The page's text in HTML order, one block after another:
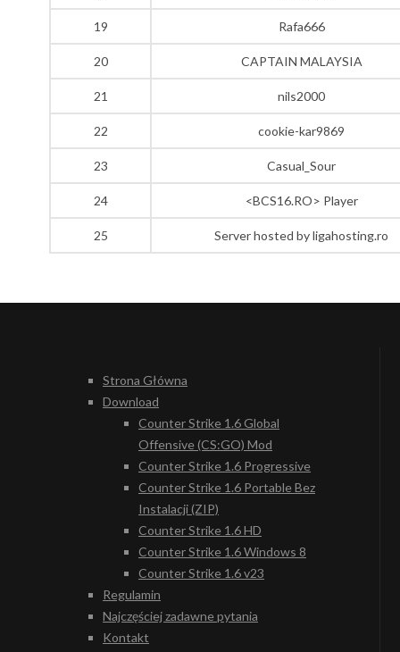
19 Rafa666
20 CAPTAIN MALAYSIA
21 nils2000
22 cookie-kar9869
23 Casual_Sour
24 <BCS16.RO> Player
25 Server hosted by ligahosting.ro
Strona Główna
Download
Counter Strike 1.6 Global
Offensive (CS:GO) Mod
Counter Strike 1.6 Progressive
Counter Strike 1.6 Portable Bez
Instalacji (ZIP)
Counter Strike 1.6 HD
Counter Strike 1.6 Windows 8
Counter Strike 1.6 v23
Regulamin
Najczęściej zadawne pytania
Kontakt